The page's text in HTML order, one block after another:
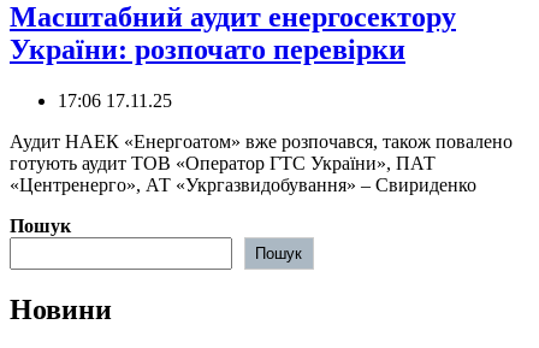
Масштабний аудит енергосектору
України: розпочато перевірки
17:06 17.11.25
️Аудит НАЕК «Енергоатом» вже розпочався, також повалено
готують аудит ТОВ «Оператор ГТС України», ПАТ
«Центренерго», АТ «Укргазвидобування» – Свириденко
Пошук
Пошук
Новини